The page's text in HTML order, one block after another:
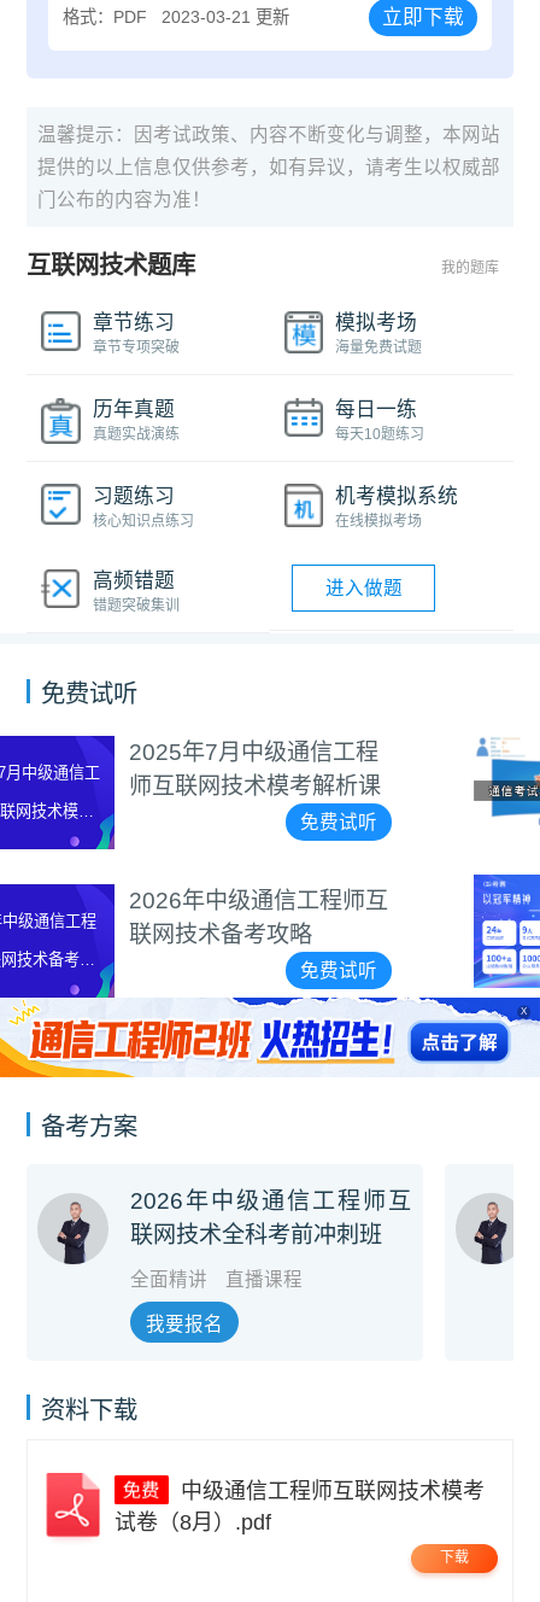
格式：PDF 2023-03-21 更新 立即下载
温馨提示：因考试政策、内容不断变化与调整，本网站
提供的以上信息仅供参考，如有异议，请考生以权威部
门公布的内容为准！
互联网技术题库 我的题库
章节练习
章节专项突破
模拟考场
海量免费试题
历年真题
真题实战演练
每日一练
每天10题练习
习题练习
核心知识点练习
机考模拟系统
在线模拟考场
高频错题
错题突破集训
进入做题
免费试听
析课
试听
试听
通信工程师机考系
指南
免
希赛品牌代言视频
免
X
备考方案
2026年中级通信工程师互
联网技术全科考前冲刺班
全面精讲 直播课程
我要报名
资料下载
试卷（8月）.pdf
下载